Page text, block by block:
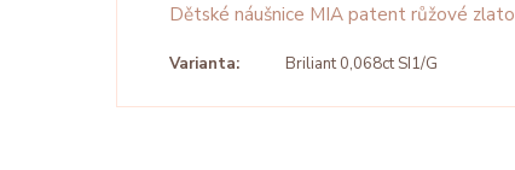
Dětské náušnice MIA patent růžové zlato
Varianta: Briliant 0,068ct SI1/G